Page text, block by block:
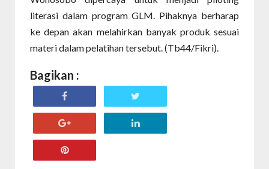
literasi dalam program GLM. Pihaknya berharap
ke depan akan melahirkan banyak produk sesuai
materi dalam pelatihan tersebut. (Tb44/Fikri).
Bagikan :